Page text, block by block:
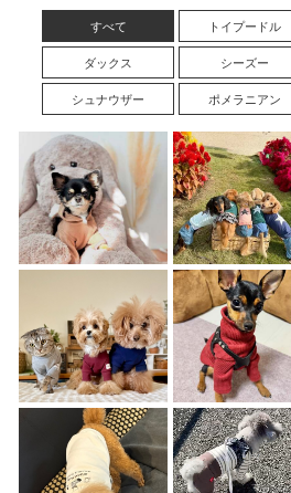
すべて トイプードル
ダックス シーズー
シュナウザー ポメラニアン